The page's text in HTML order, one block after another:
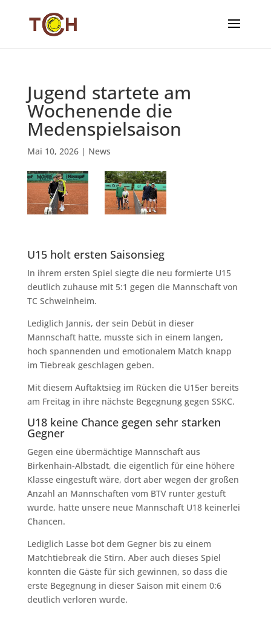
Jugend startete am
Wochenende die
Medenspielsaison
Mai 10, 2026| News
U15 holt ersten Saisonsieg
In ihrem ersten Spiel siegte die neu formierte U15
deutlich zuhause mit 5:1 gegen die Mannschaft von
TC Schweinheim.
Lediglich Jannis, der sein Debüt in dieser
Mannschaft hatte, musste sich in einem langen,
hoch spannenden und emotionalem Match knapp
im Tiebreak geschlagen geben.
Mit diesem Auftaktsieg im Rücken die U15er bereits
am Freitag in ihre nächste Begegnung gegen SSKC.
U18 keine Chance gegen sehr starken
Gegner
Gegen eine übermächtige Mannschaft aus
Birkenhain-Albstadt, die eigentlich für eine höhere
Klasse eingestuft wäre, dort aber wegen der großen
Anzahl an Mannschaften vom BTV runter gestuft
wurde, hatte unsere neue Mannschaft U18 keinerlei
Chancen.
Lediglich Lasse bot dem Gegner bis zu einem
Matchtiebreak die Stirn. Aber auch dieses Spiel
konnten die Gäste für sich gewinnen, so dass die
erste Begegnung in dieser Saison mit einem 0:6
deutlich verloren wurde.